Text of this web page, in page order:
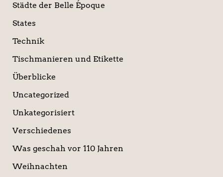
Städte der Belle Époque
States
Technik
Tischmanieren und Etikette
Überblicke
Uncategorized
Unkategorisiert
Verschiedenes
Was geschah vor 110 Jahren
Weihnachten